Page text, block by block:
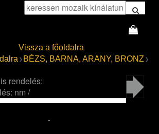
Vissza a főoldalra
BÉZS, BARNA, ARANY, BRONZ
rendelés:
nm /
-